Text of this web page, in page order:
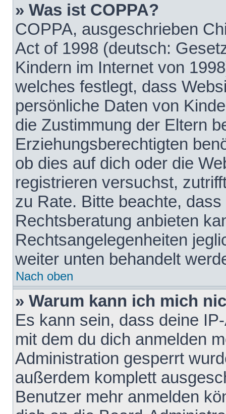
» Was ist COPPA?
COPPA, ausgeschrieben
Act of 1998 (deutsch:
Kindern im Internet von
welches festlegt, dass
persönliche Daten von
die Zustimmung der Eltern
Erziehungsberechtigten
ob dies auf dich oder die
registrieren versuchst,
zu Rate. Bitte beachte,
Rechtsberatung anbieten
Rechtsangelegenheiten
weiter unten behandelt
Nach oben
» Warum kann ich mich
Es kann sein, dass deine
mit dem du dich anmelden
Administration gesperrt
außerdem komplett
Benutzer mehr anmelden